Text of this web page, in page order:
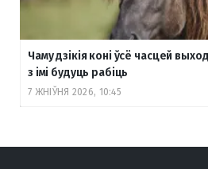
Чаму дзікія коні ўсё часцей
з імі будуць рабіць
7 ЖНІЎНЯ 2026, 10:45